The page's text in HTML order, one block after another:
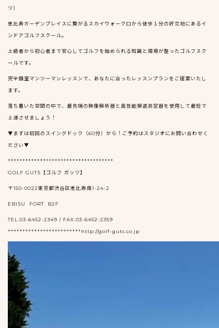
ツ）
恵比寿ガーデンプレイスに繋がるスカイウォーク口から徒歩１分の好立地にあるイ
ンドアゴルフスクール。
上級者から初心者まで安心してゴルフを始められる知識と環境が整ったゴルフスク
ールです。
完全個室マンツーマンレッスンで、あなたに合ったレッスンプランをご提案いたし
ます。
落ち着いた空間の中で、最先端の映像解析器と高性能弾道測定器を使用して最短で
上達させましょう！
▼まずは初回のスイングドック（60分）から！ご予約はスタジオにお問い合わせく
ださい▼
************************************
GOLF GUTS【ゴルフ ガッツ】
〒150-0022東京都渋谷区恵比寿南1-24-2
EBISU FORT B2F
TEL.03-6452-2349 / FAX.03-6452-2359
*************************http://golf-guts.co.jp